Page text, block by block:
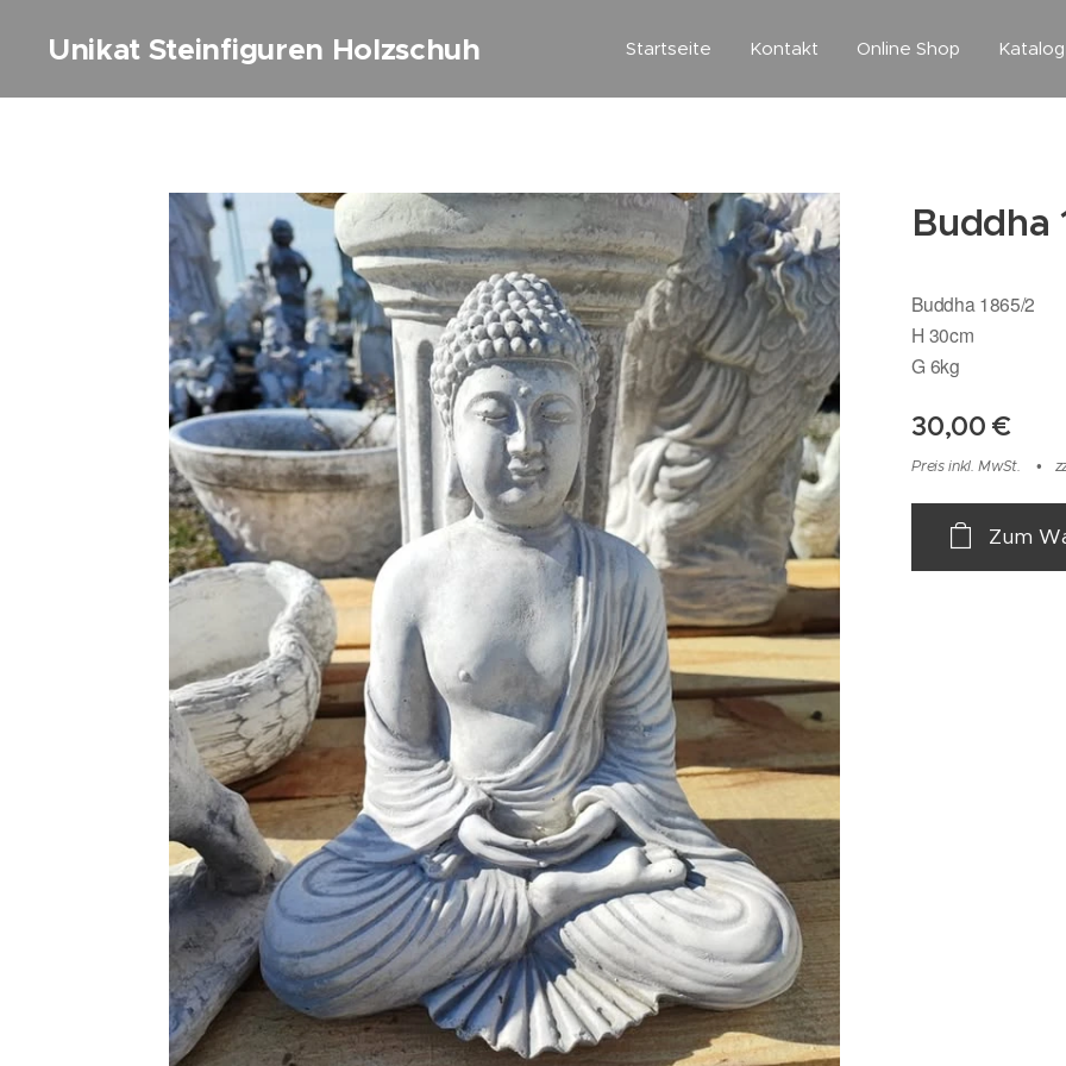
Unikat Steinfiguren Holzschuh Startseite Kontakt Online Shop
Buddha
Buddha 1865/2
H 30cm
G 6kg
30,00 €
Preis inkl. MwSt.
Zum